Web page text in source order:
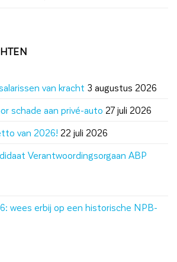
van kracht 3 augustus 2026
schade aan privé-auto 27 juli 2026
van 2026! 22 juli 2026
Verantwoordingsorgaan ABP
wees erbij op een historische NPB-